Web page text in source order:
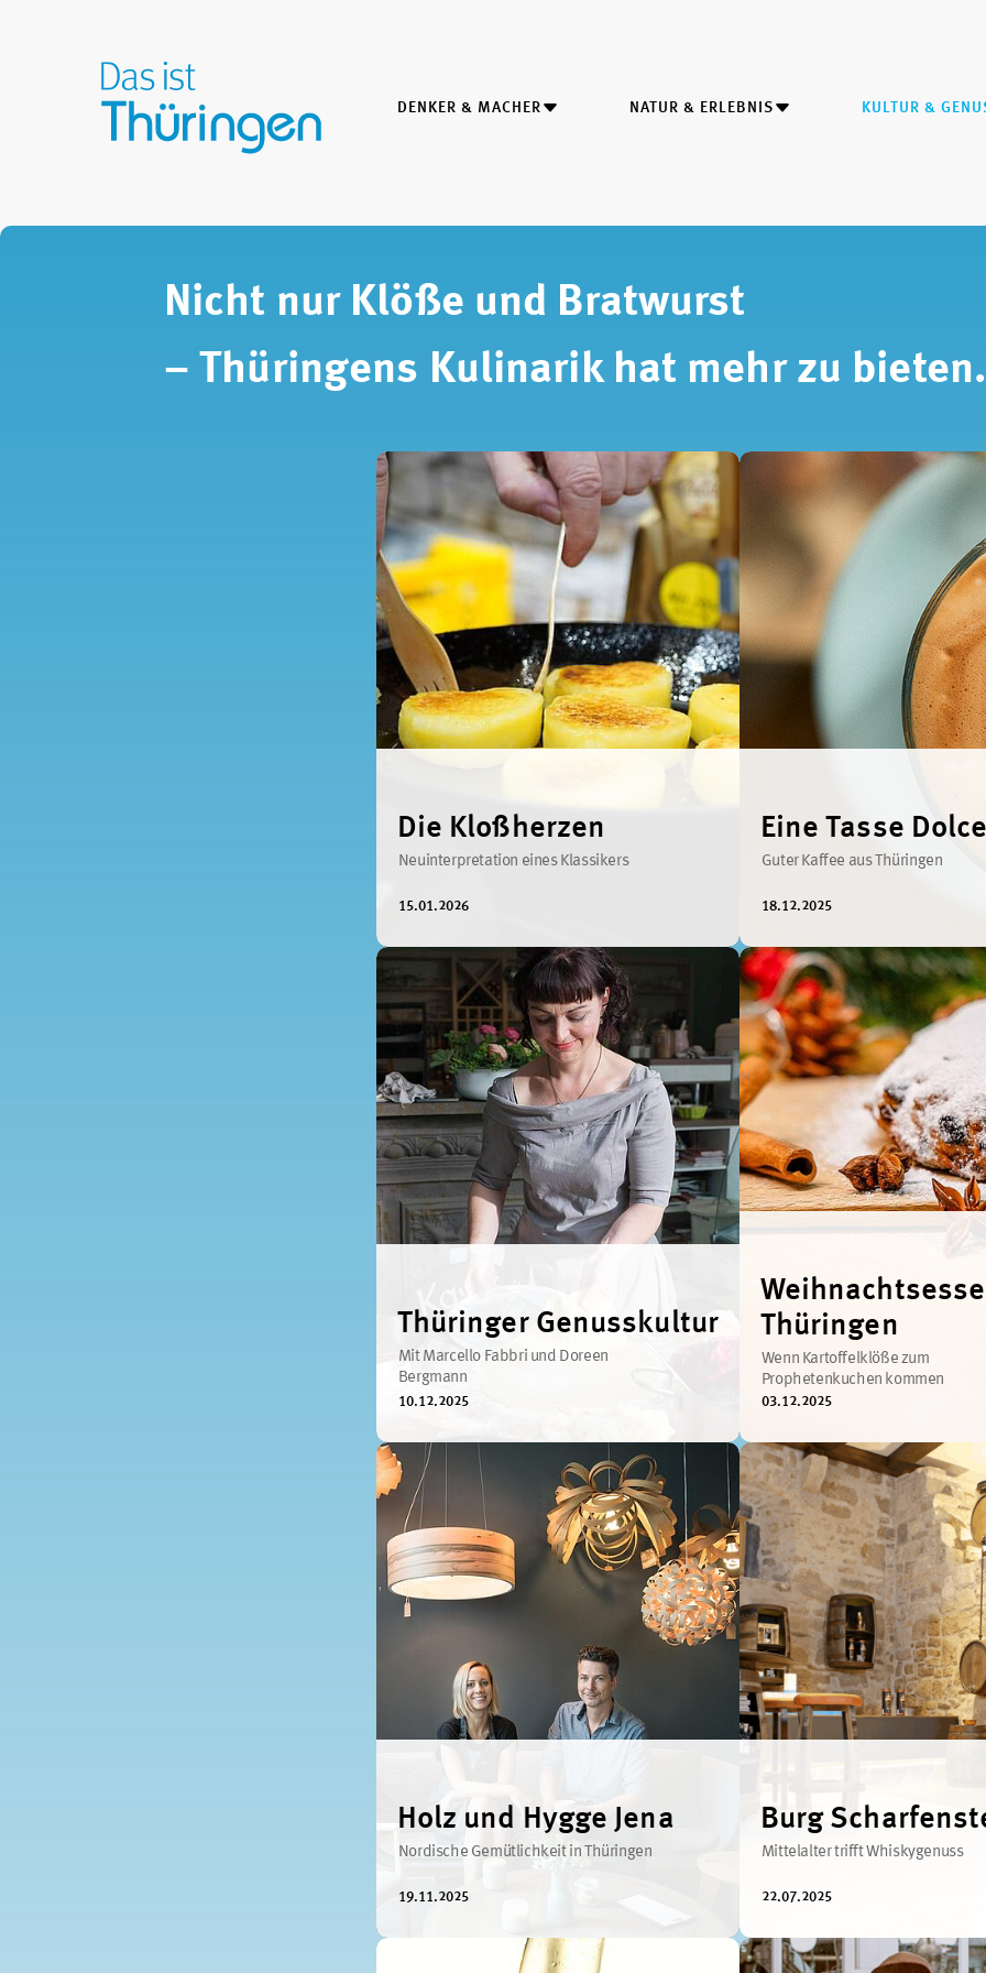
DENKER & MACHER NATUR & ERLEBNIS KULTUR &
Nicht nur Klöße und Bratwurst
– Thüringens Kulinarik hat mehr zu bieten.
Die Kloßherzen
Neuinterpretation eines Klassikers
15.01.2026
Eine Tasse
Guter Kaffee aus Thüringen
18.12.2025
Thüringer Genusskultur
Mit Marcello Fabbri und Doreen
Bergmann
10.12.2025
Thüringen
Wenn Kartoffelklöße zum
Prophetenkuchen kommen
03.12.2025
Holz und Hygge Jena
Nordische Gemütlichkeit in Thüringen
19.11.2025
Burg
Mittelalter trifft Whiskygenuss
22.07.2025